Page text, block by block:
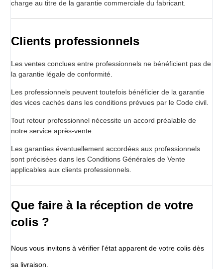
charge au titre de la garantie commerciale du fabricant.
Clients professionnels
Les ventes conclues entre professionnels ne bénéficient pas de
la garantie légale de conformité.
Les professionnels peuvent toutefois bénéficier de la garantie
des vices cachés dans les conditions prévues par le Code civil.
Tout retour professionnel nécessite un accord préalable de
notre service après-vente.
Les garanties éventuellement accordées aux professionnels
sont précisées dans les Conditions Générales de Vente
applicables aux clients professionnels.
Que faire à la réception de votre
colis ?
Nous vous invitons à vérifier l'état apparent de votre colis dès
sa livraison.